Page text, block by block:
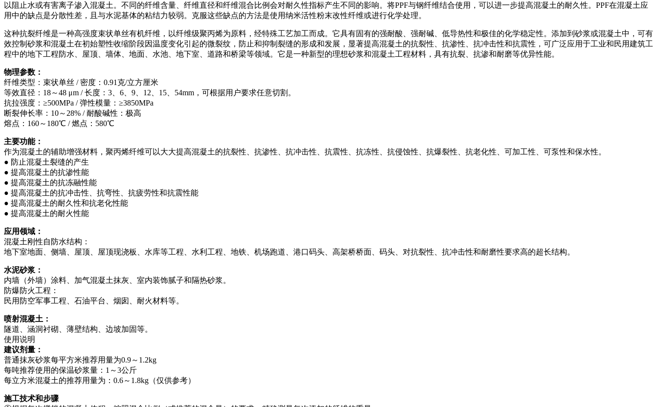
以阻止水或有害离子渗入混凝土。不同的纤维含量、纤维直径和纤维混合比例会对耐久性指标产生不同的影响。将PPF与钢纤维结合使用，可以进一步提高混凝土的耐久性。PPF在混凝土应
用中的缺点是分散性差，且与水泥基体的粘结力较弱。克服这些缺点的方法是使用纳米活性粉末改性纤维或进行化学处理。
这种抗裂纤维是一种高强度束状单丝有机纤维，以纤维级聚丙烯为原料，经特殊工艺加工而成。它具有固有的强耐酸、强耐碱、低导热性和极佳的化学稳定性。添加到砂浆或混凝土中，可有
效控制砂浆和混凝土在初始塑性收缩阶段因温度变化引起的微裂纹，防止和抑制裂缝的形成和发展，显著提高混凝土的抗裂性、抗渗性、抗冲击性和抗震性，可广泛应用于工业和民用建筑工
程中的地下工程防水、屋顶、墙体、地面、水池、地下室、道路和桥梁等领域。它是一种新型的理想砂浆和混凝土工程材料，具有抗裂、抗渗和耐磨等优异性能。
物理参数：
纤维类型：束状单丝 / 密度：0.91克/立方厘米
等效直径：18～48 μm / 长度：3、6、9、12、15、54mm，可根据用户要求任意切割。
抗拉强度：≥500MPa / 弹性模量：≥3850MPa
断裂伸长率：10～28% / 耐酸碱性：极高
熔点：160～180℃ / 燃点：580℃
主要功能：
作为混凝土的辅助增强材料，聚丙烯纤维可以大大提高混凝土的抗裂性、抗渗性、抗冲击性、抗震性、抗冻性、抗侵蚀性、抗爆裂性、抗老化性、可加工性、可泵性和保水性。
● 防止混凝土裂缝的产生
● 提高混凝土的抗渗性能
● 提高混凝土的抗冻融性能
● 提高混凝土的抗冲击性、抗弯性、抗疲劳性和抗震性能
● 提高混凝土的耐久性和抗老化性能
● 提高混凝土的耐火性能
应用领域：
混凝土刚性自防水结构：
地下室地面、侧墙、屋顶、屋顶现浇板、水库等工程、水利工程、地铁、机场跑道、港口码头、高架桥桥面、码头、对抗裂性、抗冲击性和耐磨性要求高的超长结构。
水泥砂浆：
内墙（外墙）涂料、加气混凝土抹灰、室内装饰腻子和隔热砂浆。
防爆防火工程：
民用防空军事工程、石油平台、烟囱、耐火材料等。
喷射混凝土：
隧道、涵洞衬砌、薄壁结构、边坡加固等。
使用说明
建议剂量：
普通抹灰砂浆每平方米推荐用量为0.9～1.2kg
每吨推荐使用的保温砂浆量：1～3公斤
每立方米混凝土的推荐用量为：0.6～1.8kg（仅供参考）
施工技术和步骤